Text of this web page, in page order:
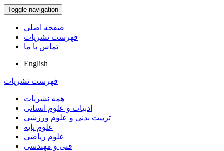
Toggle navigation
صفحه اصلی
فهرست نشریات
تماس با ما
English
فهرست نشریات
همه نشریات
ادبیات و علوم انسانی
تربیت بدنی و علوم ورزشی
علوم پایه
علوم ریاضی
فنی و مهندسی